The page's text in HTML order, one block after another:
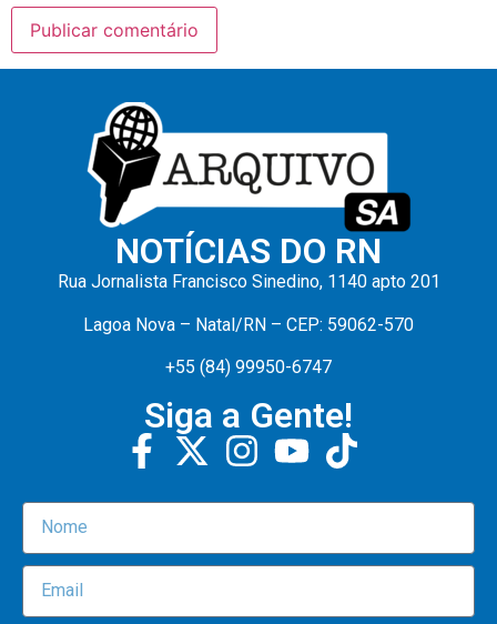
NOTÍCIAS DO RN
Rua Jornalista Francisco Sinedino, 1140 apto 201
Lagoa Nova – Natal/RN – CEP: 59062-570
+55 (84) 99950-6747
Siga a Gente!